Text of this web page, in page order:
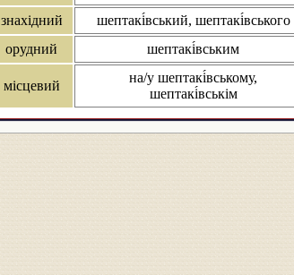
знахідний
шептакі́вський, шептакі́вського
орудний
шептакі́вським
місцевий
на/у шептакі́вському,
шептакі́вськім